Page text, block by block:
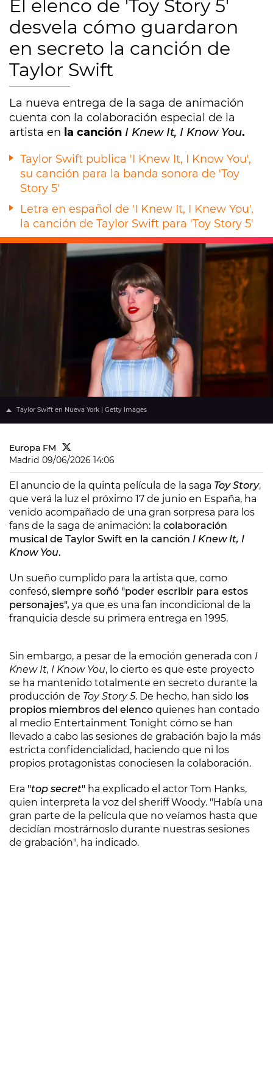
El elenco de 'Toy Story 5'
desvela cómo guardaron
en secreto la canción de
Taylor Swift
La nueva entrega de la saga de animación
cuenta con la colaboración especial de la
artista en la canción I Knew It, I Know You.
Taylor Swift publica 'I Knew It, I Know You',
su canción para la banda sonora de 'Toy
Story 5'
Letra en español de 'I Knew It, I Knew You',
la canción de Taylor Swift para 'Toy Story 5'
Taylor Swift en Nueva York | Getty Images
Europa FM
Madrid 09/06/2026 14:06
El anuncio de la quinta película de la saga Toy Story,
que verá la luz el próximo 17 de junio en España, ha
venido acompañado de una gran sorpresa para los
fans de la saga de animación: la colaboración
musical de Taylor Swift en la canción I Knew It, I
Know You.
Un sueño cumplido para la artista que, como
confesó, siempre soñó "poder escribir para estos
personajes", ya que es una fan incondicional de la
franquicia desde su primera entrega en 1995.
Sin embargo, a pesar de la emoción generada con I
Knew It, I Know You, lo cierto es que este proyecto
se ha mantenido totalmente en secreto durante la
producción de Toy Story 5. De hecho, han sido los
propios miembros del elenco quienes han contado
al medio Entertainment Tonight cómo se han
llevado a cabo las sesiones de grabación bajo la más
estricta confidencialidad, haciendo que ni los
propios protagonistas conociesen la colaboración.
Era "top secret" ha explicado el actor Tom Hanks,
quien interpreta la voz del sheriff Woody. "Había una
gran parte de la película que no veíamos hasta que
decidían mostrárnoslo durante nuestras sesiones
de grabación", ha indicado.